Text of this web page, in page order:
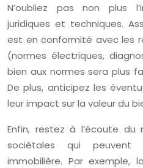
N’oubliez pas non plus
juridiques et techniques.
est en conformité avec les
(normes électriques,
bien aux normes sera plus
De plus, anticipez les
leur impact sur la valeur du
Enfin, restez à l’écoute
sociétales qui peuvent
immobilière. Par exemple,